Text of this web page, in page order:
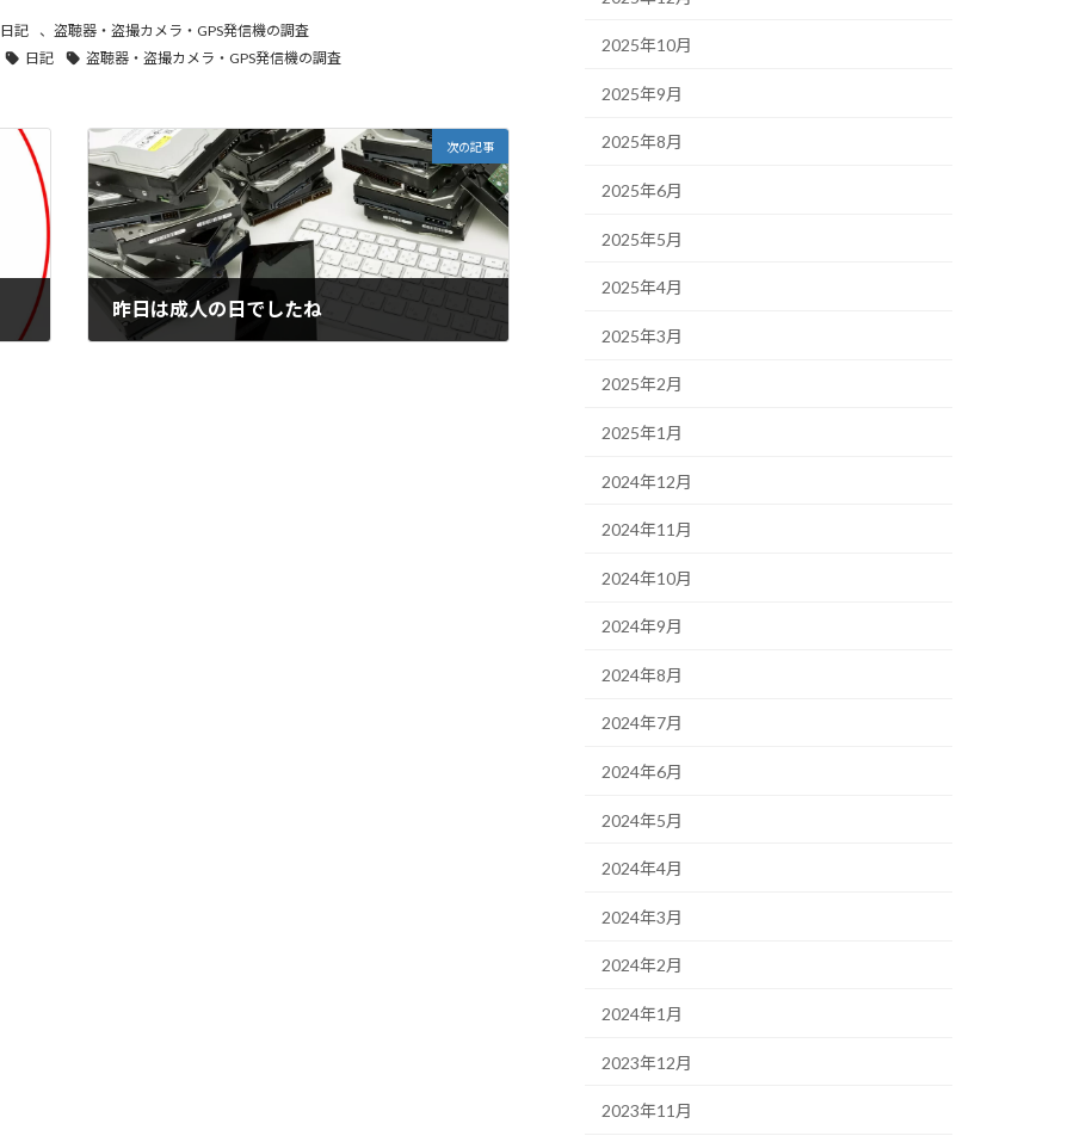
日記 、盗聴器・盗撮カメラ・GPS発信機の調査
日記 盗聴器・盗撮カメラ・GPS発信機の調査
次の記事
昨日は成人の日でしたね
2025年10月
2025年9月
2025年8月
2025年6月
2025年5月
2025年4月
2025年3月
2025年2月
2025年1月
2024年12月
2024年11月
2024年10月
2024年9月
2024年8月
2024年7月
2024年6月
2024年5月
2024年4月
2024年3月
2024年2月
2024年1月
2023年12月
2023年11月